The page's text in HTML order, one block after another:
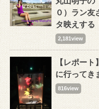
０）ラン友
タ映えする
2,181view
【レポー
に行ってき
816view